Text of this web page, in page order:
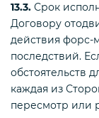
13.3. Срок
Договору
действия форс-
последствий.
обстоятельств
каждая из
пересмотр или